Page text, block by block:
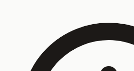
Tuyển tập thơ thả thính tên Tiên